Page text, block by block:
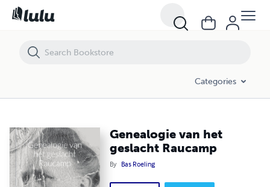
Categories
Genealogie van het
geslacht Raucamp
By Bas Roeling
Genealogie van het geslacht Raucamp